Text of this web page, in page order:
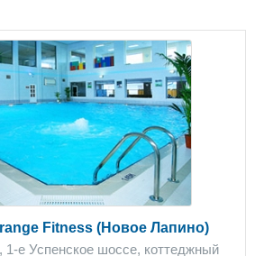
Fitness (Новое Лапино)
1-е Успенское шоссе, коттеджный